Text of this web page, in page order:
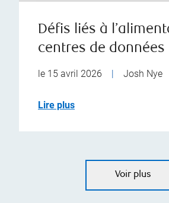
Défis liés à
centres de données
le 15 avril 2026 | Josh Nye
Lire plus
Voir plus